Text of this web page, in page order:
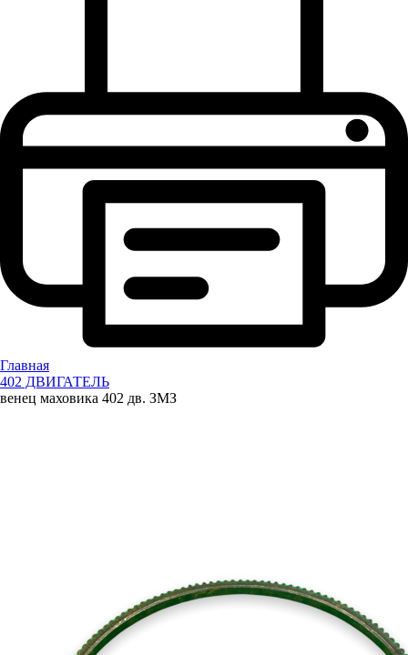
Главная
402 ДВИГАТЕЛЬ
венец маховика 402 дв. ЗМЗ